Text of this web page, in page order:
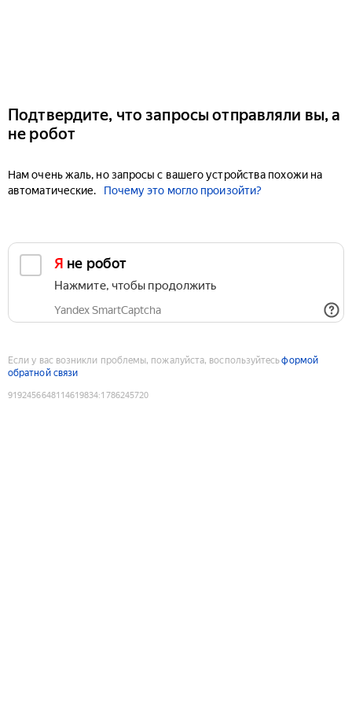
Подтвердите, что запросы отправляли вы, а
не робот
Нам очень жаль, но запросы с вашего устройства похожи на
автоматические.
Почему это могло произойти?
Я не робот
Нажмите, чтобы продолжить
Yandex SmartCaptcha
Если у вас возникли проблемы, пожалуйста, воспользуйтесьформой
обратной связи
9192456648114619834:1786245720